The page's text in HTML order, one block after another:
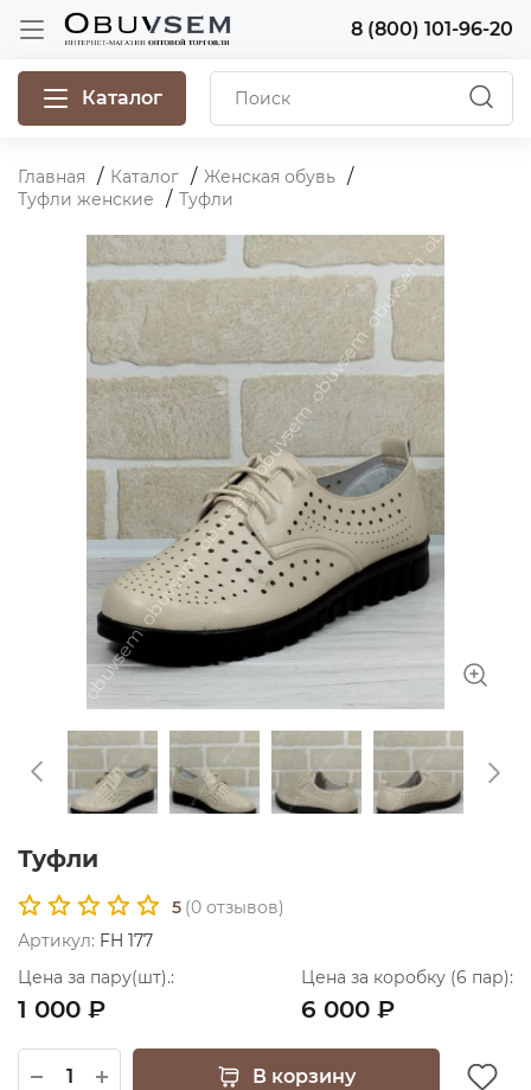
8 (800) 101-96-20
Каталог
Главная Каталог
Женская обувь
Туфли женские
Туфли
Туфли
5 (0 отзывов)
Артикул: FH 177
Цена за пару(шт).:
1 000 ₽
Цена за коробку (6 пар):
6 000 ₽
В корзину